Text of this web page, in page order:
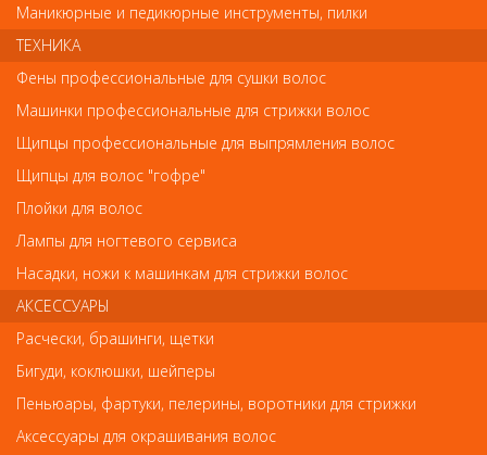
Обратите внимание
Внешний вид товара «Скотч для наращивания ресниц» может
отличаться от фотографий на сайте. Несовпадение внешнего
вида и комплектности реального товара с фотографиями и
описанием на сайте не является показателем ненадлежащего
качества товара.
Так же советуем посмотреть
Маникюрные и педикюрные инструменты, пилки
ТЕХНИКА
Фены профессиональные для сушки волос
Машинки профессиональные для стрижки волос
Щипцы профессиональные для выпрямления волос
Щипцы для волос "гофре"
Плойки для волос
Лампы для ногтевого сервиса
Насадки, ножи к машинкам для стрижки волос
АКСЕССУАРЫ
Расчески, брашинги, щетки
Бигуди, коклюшки, шейперы
Пеньюары, фартуки, пелерины, воротники для стрижки
Аксессуары для окрашивания волос